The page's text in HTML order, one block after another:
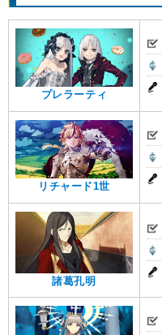
プレラーティ
リチャード1世
諸葛孔明